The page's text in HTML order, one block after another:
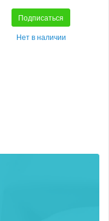
Подписаться
Нет в наличии